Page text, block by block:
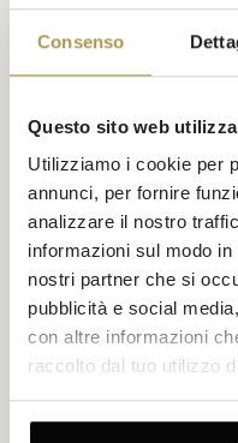
Consenso
Questo sito web
Utilizziamo i cookie per
annunci, per fornire
analizzare il nostro
informazioni sul modo
nostri partner che si
pubblicità e social
con altre informazioni
raccolto dal tuo utilizzo
Dimensioni 20-23 m²
Uscite sul vostro balcone
fascino di via
persone dispone di un
Art Déco: perfetta per
nel